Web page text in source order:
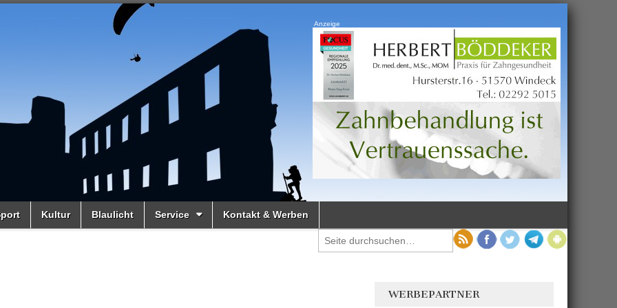
Anzeige
Kultur Blaulicht Service Kontakt & Werben
WERBEPARTNER